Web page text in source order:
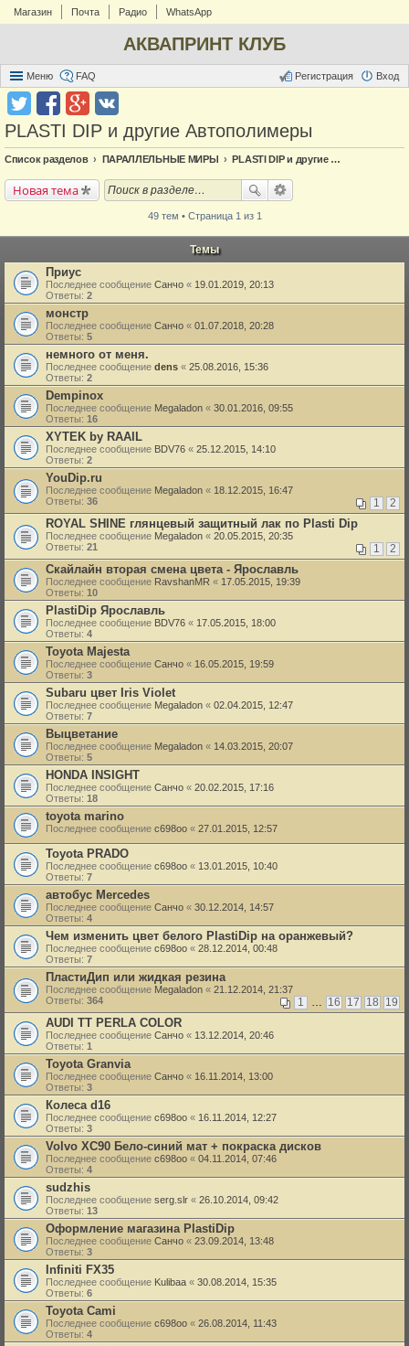
Магазин Почта Радио WhatsApp
АКВАПРИНТ КЛУБ
Меню FAQ Вход
Регистрация
PLASTI DIP и другие Автополимеры
Список разделов ПАРАЛЛЕЛЬНЫЕ МИРЫ PLASTI DIP и другие Автополимеры
Новая тема
49 тем • Страница 1 из 1
Темы
Приус
Последнее сообщение Санчо « 19.01.2019, 20:13
Ответы: 2
монстр
Последнее сообщение Санчо « 01.07.2018, 20:28
Ответы: 5
немного от меня.
Последнее сообщение dens « 25.08.2016, 15:36
Ответы: 2
Dempinox
Последнее сообщение Megaladon « 30.01.2016, 09:55
Ответы: 16
XYTEK by RAAIL
Последнее сообщение BDV76 « 25.12.2015, 14:10
Ответы: 2
YouDip.ru
Последнее сообщение Megaladon « 18.12.2015, 16:47
Ответы: 36 1 2
ROYAL SHINE глянцевый защитный лак по Plasti Dip
Последнее сообщение Megaladon « 20.05.2015, 20:35
Ответы: 21 1 2
Скайлайн вторая смена цвета - Ярославль
Последнее сообщение RavshanMR « 17.05.2015, 19:39
Ответы: 10
PlastiDip Ярославль
Последнее сообщение BDV76 « 17.05.2015, 18:00
Ответы: 4
Toyota Majesta
Последнее сообщение Санчо « 16.05.2015, 19:59
Ответы: 3
Subaru цвет Iris Violet
Последнее сообщение Megaladon « 02.04.2015, 12:47
Ответы: 7
Выцветание
Последнее сообщение Megaladon « 14.03.2015, 20:07
Ответы: 5
HONDA INSIGHT
Последнее сообщение Санчо « 20.02.2015, 17:16
Ответы: 18
toyota marino
Последнее сообщение c698oo « 27.01.2015, 12:57
Toyota PRADO
Последнее сообщение c698oo « 13.01.2015, 10:40
Ответы: 7
автобус Mercedes
Последнее сообщение Санчо « 30.12.2014, 14:57
Ответы: 4
Чем изменить цвет белого PlastiDip на оранжевый?
Последнее сообщение c698oo « 28.12.2014, 00:48
Ответы: 7
ПластиДип или жидкая резина
Последнее сообщение Megaladon « 21.12.2014, 21:37
Ответы: 364 1 … 16 17 18 19
AUDI TT PERLA COLOR
Последнее сообщение Санчо « 13.12.2014, 20:46
Ответы: 1
Toyota Granvia
Последнее сообщение Санчо « 16.11.2014, 13:00
Ответы: 3
Колеса d16
Последнее сообщение c698oo « 16.11.2014, 12:27
Ответы: 3
Volvo XC90 Бело-синий мат + покраска дисков
Последнее сообщение c698oo « 04.11.2014, 07:46
Ответы: 4
sudzhis
Последнее сообщение serg.slr « 26.10.2014, 09:42
Ответы: 13
Оформление магазина PlastiDip
Последнее сообщение Санчо « 23.09.2014, 13:48
Ответы: 3
Infiniti FX35
Последнее сообщение Kulibaa « 30.08.2014, 15:35
Ответы: 6
Toyota Cami
Последнее сообщение c698oo « 26.08.2014, 11:43
Ответы: 4